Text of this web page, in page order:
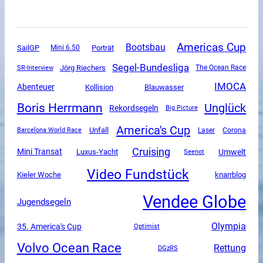
SailGP Mini 6.50 Porträt Bootsbau Americas Cup
SR-Interview Jörg Riechers Segel-Bundesliga The Ocean Race
Abenteuer Kollision Blauwasser IMOCA
Boris Herrmann Rekordsegeln Big Picture Unglück
Barcelona World Race Unfall America's Cup Laser Corona
Mini Transat Luxus-Yacht Cruising Seenot Umwelt
Kieler Woche Video Fundstück knarrblog
Jugendsegeln Vendee Globe
35. America's Cup Optimist Olympia
Volvo Ocean Race DGzRS Rettung